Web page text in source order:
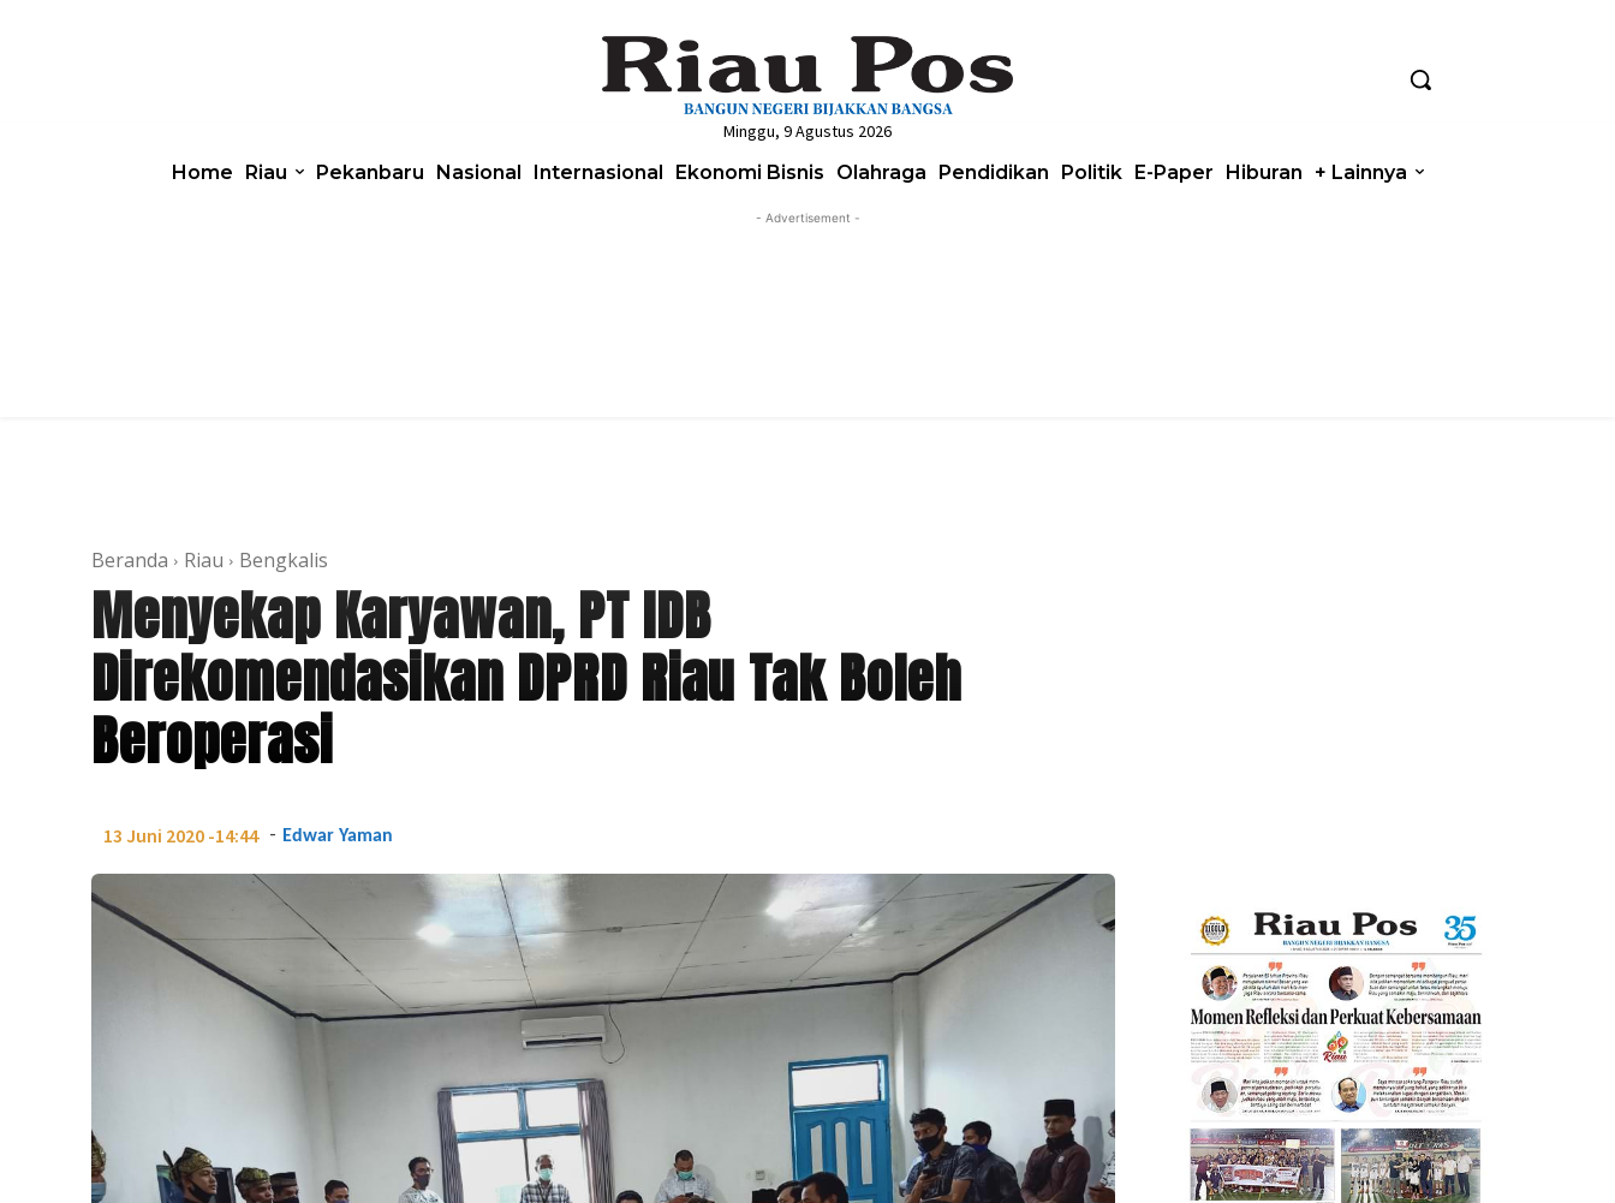
Minggu, 9 Agustus 2026
Home Riau Pekanbaru Nasional Internasional Ekonomi Bisnis Olahraga Pendidikan Politik E-Paper Hiburan + Lainnya
- Advertisement -
Beranda Riau Bengkalis
Menyekap Karyawan, PT IDB
Direkomendasikan DPRD Riau Tak Boleh
Beroperasi
13 Juni 2020 -14:44 - Edwar Yaman